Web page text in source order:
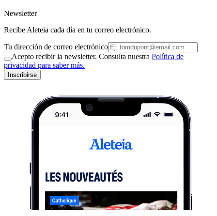
Newsletter
Recibe Aleteia cada día en tu correo electrónico.
Tu dirección de correo electrónico
Acepto recibir la newsletter. Consulta nuestra Política de
privacidad para saber más.
Inscribirse